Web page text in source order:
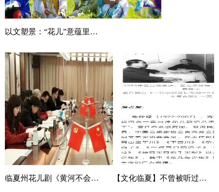
以文塑景：“花儿”意蕴里的和政松鸣岩
临夏州花儿剧《黄河不会忘记》剧本研讨会召开 【文化临夏】不曾被听过的朱仲禄